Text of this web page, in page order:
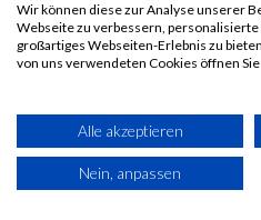
Unlock! Short
9,00€
Wir können diese zur Analyse unserer
Webseite zu verbessern,
großartiges Webseiten-Erlebnis zu
von uns verwendeten Cookies öffnen
Alle akzeptieren
Nein, anpassen